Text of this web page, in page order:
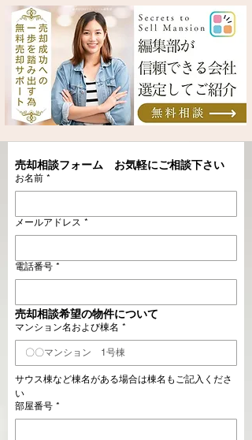
売却相談フォーム　お気軽にご相談下さい
お名前 *
メールアドレス *
電話番号 *
売却相談希望の物件について
マンション名および棟名 *
サウス棟など棟名がある場合は棟名もご記入くださ
い
部屋番号 *